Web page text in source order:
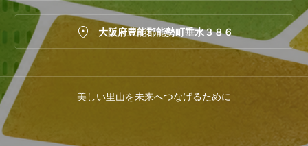
 大阪府豊能郡能勢町垂水３８６
美しい里山を未来へつなげるために